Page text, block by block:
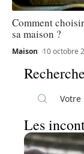
Comment
sa maison ?
Maison 10 octobre
Recherche
Les